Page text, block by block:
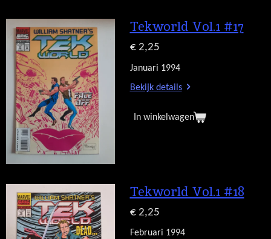
Tekworld Vol.1 #17
€ 2,25
Januari 1994
Bekijk details
In winkelwagen
Tekworld Vol.1 #18
€ 2,25
Februari 1994